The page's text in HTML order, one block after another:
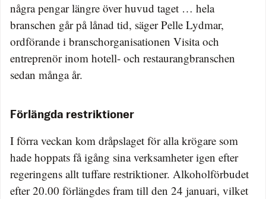
några pengar längre över huvud taget … hela
branschen går på lånad tid, säger Pelle Lydmar,
ordförande i branschorganisationen Visita och
entreprenör inom hotell- och restaurangbranschen
sedan många år.
Förlängda restriktioner
I förra veckan kom dråpslaget för alla krögare som
hade hoppats få igång sina verksamheter igen efter
regeringens allt tuffare restriktioner. Alkoholförbudet
efter 20.00 förlängdes fram till den 24 januari, vilket